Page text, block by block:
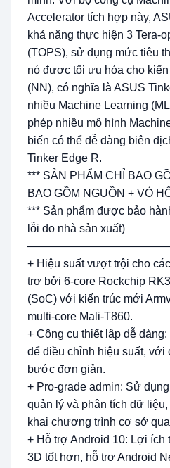
Accelerator tích hợp này,
khả năng thực hiện 3 Tera-
(TOPS), sử dụng mức tiêu
nó được tối ưu hóa cho
(NN), có nghĩa là ASUS
nhiều Machine Learning
phép nhiều mô hình
biến có thể dễ dàng biên
Tinker Edge R.
*** SẢN PHẨM CHỈ BAO
BAO GỒM NGUỒN + VỎ
*** Sản phẩm được bảo
lỗi do nhà sản xuất)
+ Hiệu suất vượt trội cho
trợ bởi 6-core Rockchip
(SoC) với kiến trúc mới
multi-core Mali-T860.
+ Công cụ thiết lập dễ
để điều chỉnh hiệu suất, với
bước đơn giản.
+ Pro-grade admin: Sử
quản lý và phân tích dữ
khai chương trình cơ sở
+ Hỗ trợ Android 10: Lợi ích
3D tốt hơn, hỗ trợ Android